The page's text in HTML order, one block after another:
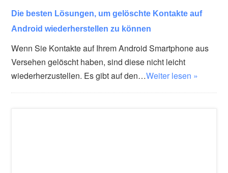
Die besten Lösungen, um gelöschte Kontakte auf
Android wiederherstellen zu können
Wenn Sie Kontakte auf Ihrem Android Smartphone aus
Versehen gelöscht haben, sind diese nicht leicht
wiederherzustellen. Es gibt auf den…Weiter lesen »